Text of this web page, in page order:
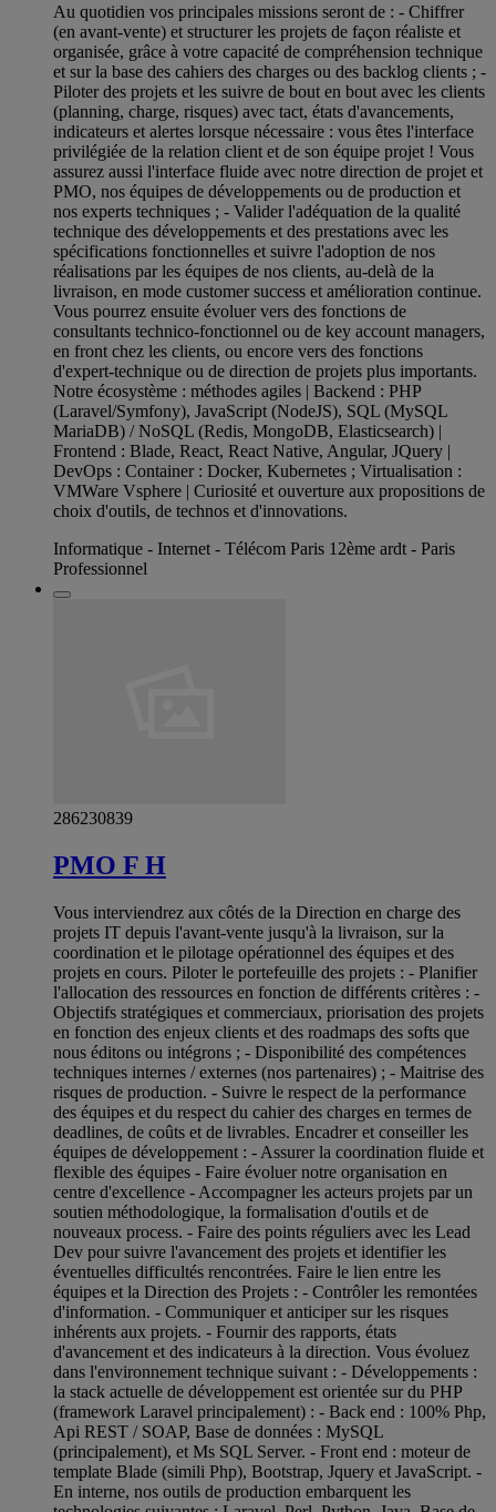
Au quotidien vos principales missions seront de : - Chiffrer
(en avant-vente) et structurer les projets de façon réaliste et
organisée, grâce à votre capacité de compréhension technique
et sur la base des cahiers des charges ou des backlog clients ; -
Piloter des projets et les suivre de bout en bout avec les clients
(planning, charge, risques) avec tact, états d'avancements,
indicateurs et alertes lorsque nécessaire : vous êtes l'interface
privilégiée de la relation client et de son équipe projet ! Vous
assurez aussi l'interface fluide avec notre direction de projet et
PMO, nos équipes de développements ou de production et
nos experts techniques ; - Valider l'adéquation de la qualité
technique des développements et des prestations avec les
spécifications fonctionnelles et suivre l'adoption de nos
réalisations par les équipes de nos clients, au-delà de la
livraison, en mode customer success et amélioration continue.
Vous pourrez ensuite évoluer vers des fonctions de
consultants technico-fonctionnel ou de key account managers,
en front chez les clients, ou encore vers des fonctions
d'expert-technique ou de direction de projets plus importants.
Notre écosystème : méthodes agiles | Backend : PHP
(Laravel/Symfony), JavaScript (NodeJS), SQL (MySQL
MariaDB) / NoSQL (Redis, MongoDB, Elasticsearch) |
Frontend : Blade, React, React Native, Angular, JQuery |
DevOps : Container : Docker, Kubernetes ; Virtualisation :
VMWare Vsphere | Curiosité et ouverture aux propositions de
choix d'outils, de technos et d'innovations.
Informatique - Internet - Télécom Paris 12ème ardt - Paris
Professionnel
286230839
PMO F H
Vous interviendrez aux côtés de la Direction en charge des
projets IT depuis l'avant-vente jusqu'à la livraison, sur la
coordination et le pilotage opérationnel des équipes et des
projets en cours. Piloter le portefeuille des projets : - Planifier
l'allocation des ressources en fonction de différents critères : -
Objectifs stratégiques et commerciaux, priorisation des projets
en fonction des enjeux clients et des roadmaps des softs que
nous éditons ou intégrons ; - Disponibilité des compétences
techniques internes / externes (nos partenaires) ; - Maitrise des
risques de production. - Suivre le respect de la performance
des équipes et du respect du cahier des charges en termes de
deadlines, de coûts et de livrables. Encadrer et conseiller les
équipes de développement : - Assurer la coordination fluide et
flexible des équipes - Faire évoluer notre organisation en
centre d'excellence - Accompagner les acteurs projets par un
soutien méthodologique, la formalisation d'outils et de
nouveaux process. - Faire des points réguliers avec les Lead
Dev pour suivre l'avancement des projets et identifier les
éventuelles difficultés rencontrées. Faire le lien entre les
équipes et la Direction des Projets : - Contrôler les remontées
d'information. - Communiquer et anticiper sur les risques
inhérents aux projets. - Fournir des rapports, états
d'avancement et des indicateurs à la direction. Vous évoluez
dans l'environnement technique suivant : - Développements :
la stack actuelle de développement est orientée sur du PHP
(framework Laravel principalement) : - Back end : 100% Php,
Api REST / SOAP, Base de données : MySQL
(principalement), et Ms SQL Server. - Front end : moteur de
template Blade (simili Php), Bootstrap, Jquery et JavaScript. -
En interne, nos outils de production embarquent les